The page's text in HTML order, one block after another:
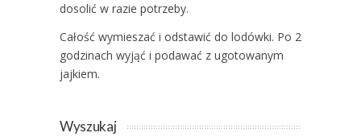
dosolić w razie potrzeby.
Całość wymieszać i odstawić do lodówki. Po 2
godzinach wyjąć i podawać z ugotowanym
jajkiem.
Wyszukaj